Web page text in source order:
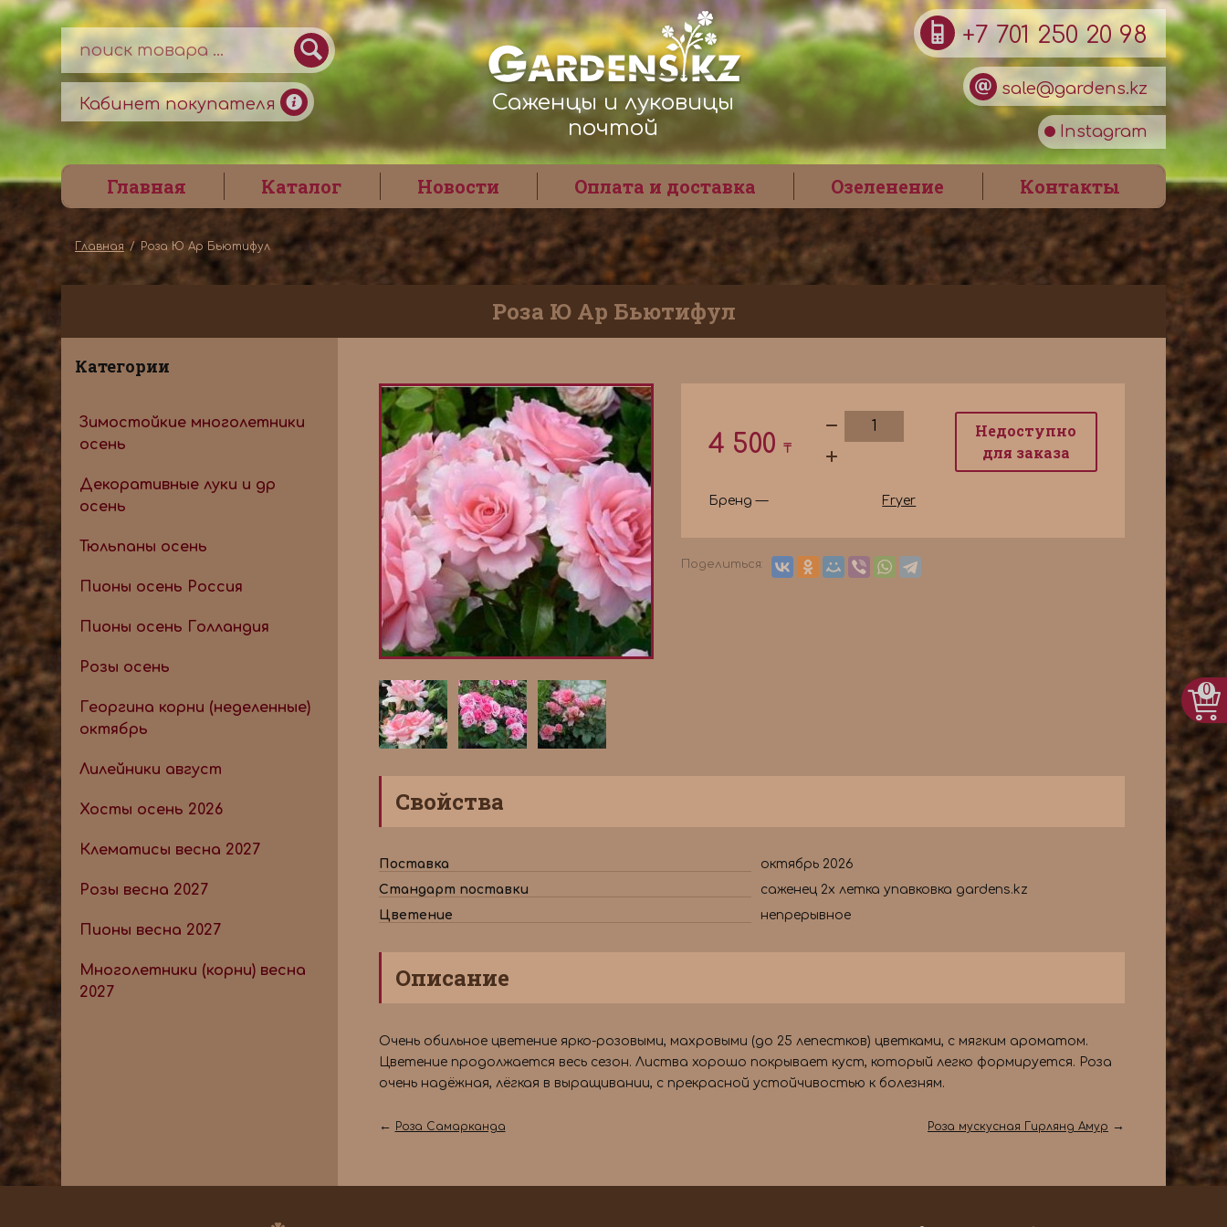
Кабинет покупателя
Саженцы и луковицы
почтой
+7 701 250 20 98
sale@gardens.kz
Instagram
0
Главная Каталог Новости Оплата и доставка Озеленение Контакты
Главная Роза Ю Ар Бьютифул
Роза Ю Ар Бьютифул
Категории
Зимостойкие многолетники
осень
Декоративные луки и др
осень
Тюльпаны осень
Пионы осень Россия
Пионы осень Голландия
Розы осень
Георгина корни (неделенные)
октябрь
Лилейники август
Хосты осень 2026
Клематисы весна 2027
Розы весна 2027
Пионы весна 2027
Многолетники (корни) весна
2027
4 500 ₸
Недоступно
для заказа
Бренд — Fryer
Поделиться:
Свойства
Поставка
октябрь 2026
Стандарт поставки
саженец 2х летка упавковка gardens.kz
Цветение
непрерывное
Описание
Очень обильное цветение ярко-розовыми, махровыми (до 25 лепестков) цветками, с мягким ароматом.
Цветение продолжается весь сезон. Листва хорошо покрывает куст, который легко формируется. Роза
очень надёжная, лёгкая в выращивании, с прекрасной устойчивостью к болезням.
← Роза Самарканда Роза мускусная Гирлянд Амур →